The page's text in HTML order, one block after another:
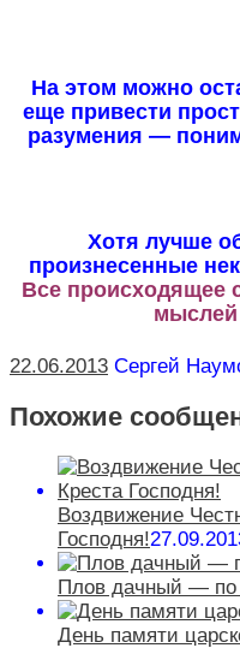
На этом можно
еще привести
разумения —
Хотя лучше
произнесенные
Все происходящее
мыслей
22.06.2013 Сергей
Похожие
Воздвижение
Господня!
Плов дачный — по
День памяти